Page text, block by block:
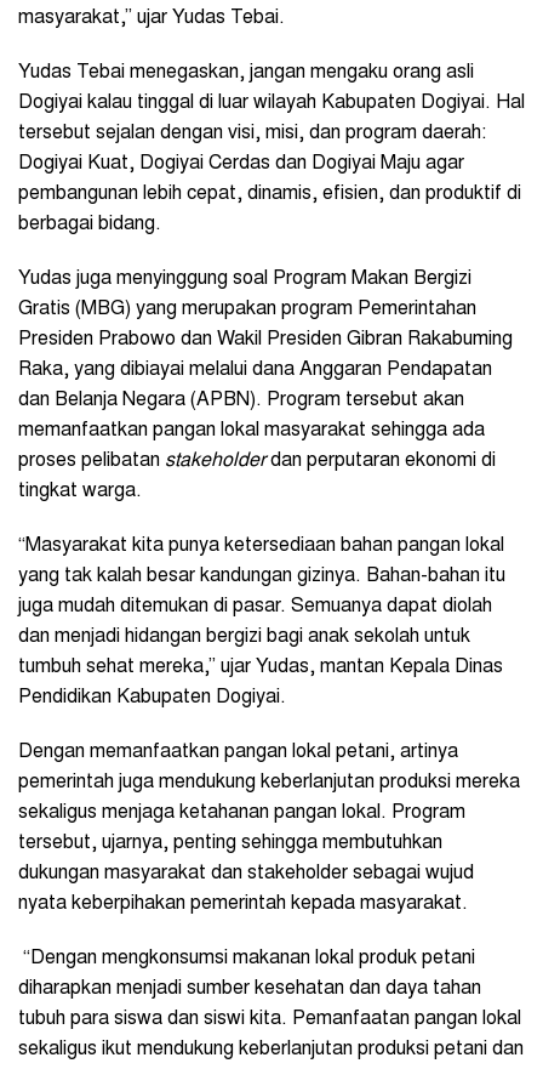
masyarakat,” ujar Yudas Tebai.
Yudas Tebai menegaskan, jangan mengaku orang asli
Dogiyai kalau tinggal di luar wilayah Kabupaten Dogiyai. Hal
tersebut sejalan dengan visi, misi, dan program daerah:
Dogiyai Kuat, Dogiyai Cerdas dan Dogiyai Maju agar
pembangunan lebih cepat, dinamis, efisien, dan produktif di
berbagai bidang.
Yudas juga menyinggung soal Program Makan Bergizi
Gratis (MBG) yang merupakan program Pemerintahan
Presiden Prabowo dan Wakil Presiden Gibran Rakabuming
Raka, yang dibiayai melalui dana Anggaran Pendapatan
dan Belanja Negara (APBN). Program tersebut akan
memanfaatkan pangan lokal masyarakat sehingga ada
proses pelibatan stakeholderdan perputaran ekonomi di
tingkat warga.
“Masyarakat kita punya ketersediaan bahan pangan lokal
yang tak kalah besar kandungan gizinya. Bahan-bahan itu
juga mudah ditemukan di pasar. Semuanya dapat diolah
dan menjadi hidangan bergizi bagi anak sekolah untuk
tumbuh sehat mereka,” ujar Yudas, mantan Kepala Dinas
Pendidikan Kabupaten Dogiyai.
Dengan memanfaatkan pangan lokal petani, artinya
pemerintah juga mendukung keberlanjutan produksi mereka
sekaligus menjaga ketahanan pangan lokal. Program
tersebut, ujarnya, penting sehingga membutuhkan
dukungan masyarakat dan stakeholder sebagai wujud
nyata keberpihakan pemerintah kepada masyarakat.
“Dengan mengkonsumsi makanan lokal produk petani
diharapkan menjadi sumber kesehatan dan daya tahan
tubuh para siswa dan siswi kita. Pemanfaatan pangan lokal
sekaligus ikut mendukung keberlanjutan produksi petani dan